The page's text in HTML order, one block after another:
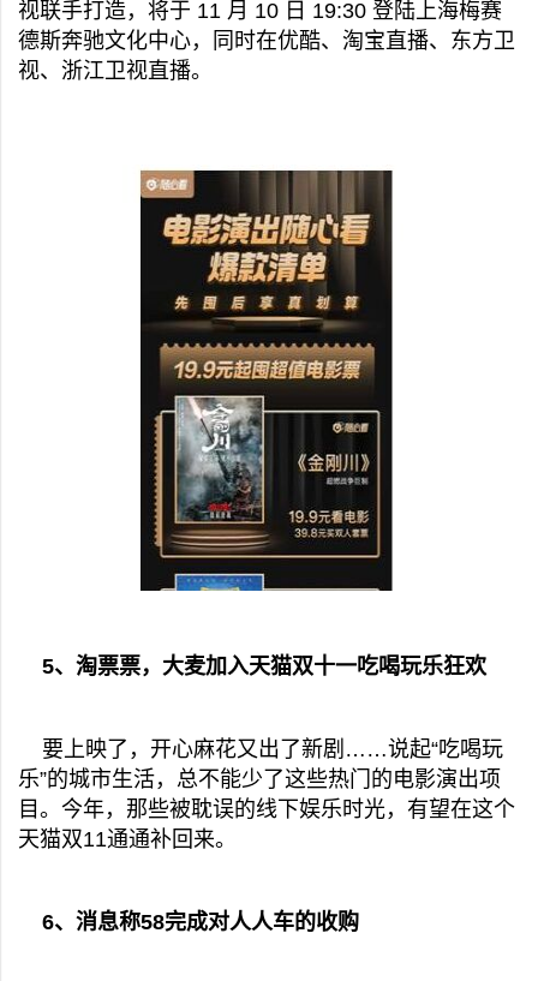
视联手打造，将于 11 月 10 日 19:30 登陆上海梅赛
德斯奔驰文化中心，同时在优酷、淘宝直播、东方卫
视、浙江卫视直播。
5、淘票票，大麦加入天猫双十一吃喝玩乐狂欢
要上映了，开心麻花又出了新剧……说起“吃喝玩
乐”的城市生活，总不能少了这些热门的电影演出项
目。今年，那些被耽误的线下娱乐时光，有望在这个
天猫双11通通补回来。
6、消息称58完成对人人车的收购